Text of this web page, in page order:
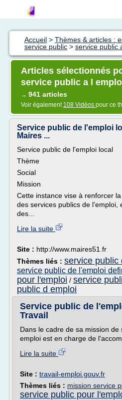
Accueil > Thèmes & articles :
service public > service public
Articles sélectionnés
service public a l
→ 941 articles
Voir également 108 Vidéos pour ce
Service public de l'emploi
Maires ...
Service public de l'emploi local
Thème
Social
Mission
Cette instance vise à renforcer
des services publics de l'emploi,
des...
Lire la suite
Site : http://www.maires51.fr
Thèmes liés : service public
service public de l'emploi
pour l'emploi / service
public d emploi
Service public de
Travail
Dans le cadre de sa mission de
emploi est en charge de
Lire la suite
Site : travail-emploi.gouv.fr
Thèmes liés : mission service
service public pour